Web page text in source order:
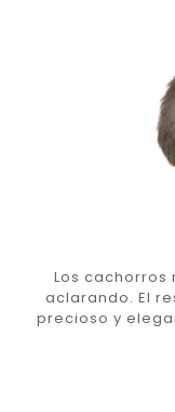
Los cachorros
aclarando. El
precioso y